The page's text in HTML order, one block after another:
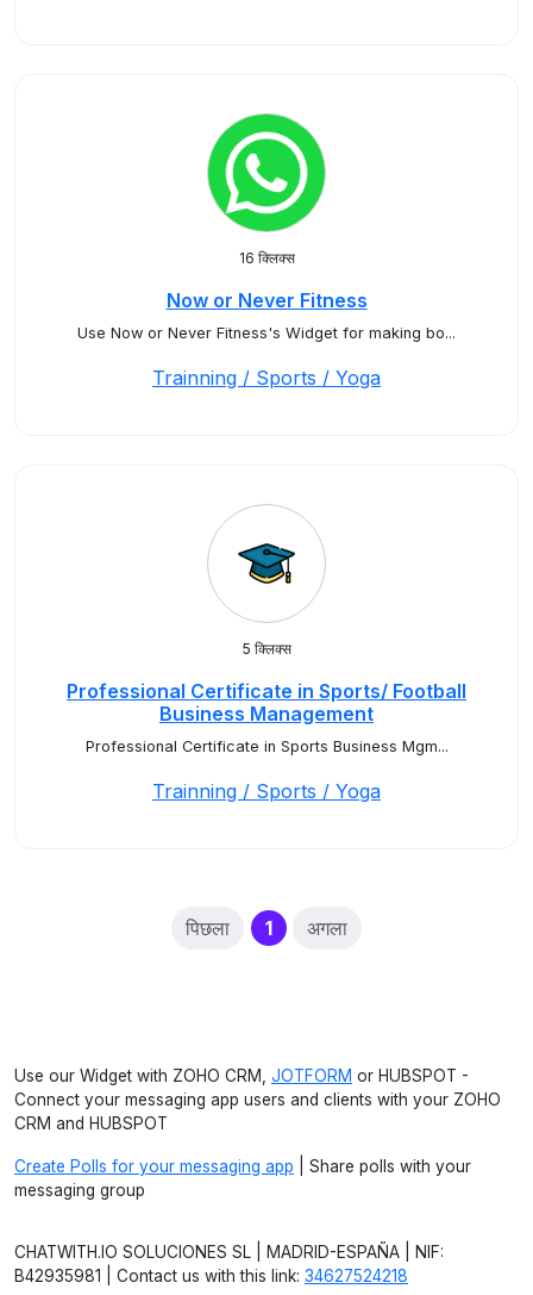
16 क्लिक्स
Now or Never Fitness
Use Now or Never Fitness's Widget for making bo...
Trainning / Sports / Yoga
5 क्लिक्स
Professional Certificate in Sports/ Football
Business Management
Professional Certificate in Sports Business Mgm...
Trainning / Sports / Yoga
पिछला 1(current)
अगला
Use our Widget with ZOHO CRM, JOTFORM or HUBSPOT -
Connect your messaging app users and clients with your ZOHO
CRM and HUBSPOT
Create Polls for your messaging app | Share polls with your
messaging group
CHATWITH.IO SOLUCIONES SL | MADRID-ESPAÑA | NIF:
B42935981 | Contact us with this link: 34627524218